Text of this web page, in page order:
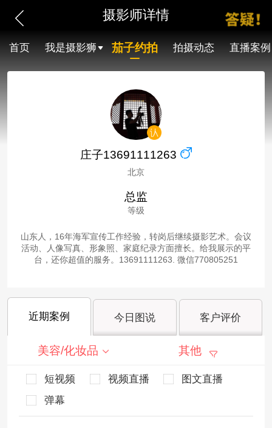
摄影师详情
首页 我是摄影狮 茄子约拍 拍摄动态 直播案例
庄子13691111263
北京
总监
等级
山东人，16年海军宣传工作经验，转岗后继续摄影艺术。会议
活动、人像写真、形象照、家庭纪录方面擅长。给我展示的平
台，还你超值的服务。13691111263. 微信770805251
近期案例 今日图说 客户评价
美容/化妆品 其他
短视频 视频直播
图文直播
弹幕